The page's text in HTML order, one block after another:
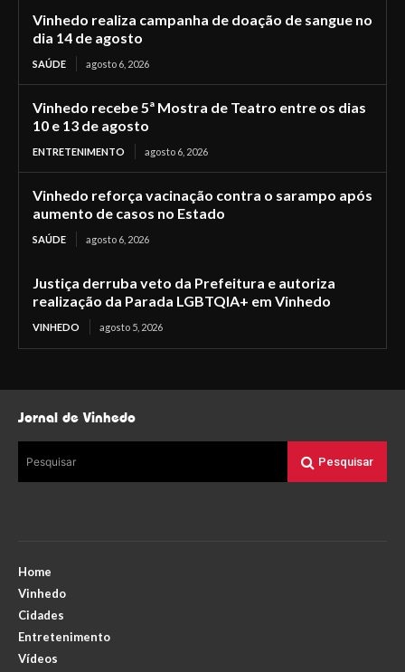
Vinhedo realiza campanha de doação de sangue no
dia 14 de agosto
SAÚDE agosto 6, 2026
Vinhedo recebe 5ª Mostra de Teatro entre os dias
10 e 13 de agosto
ENTRETENIMENTO agosto 6, 2026
Vinhedo reforça vacinação contra o sarampo após
aumento de casos no Estado
SAÚDE agosto 6, 2026
Justiça derruba veto da Prefeitura e autoriza
realização da Parada LGBTQIA+ em Vinhedo
VINHEDO agosto 5, 2026
Jornal de Vinhedo
Pesquisar Pesquisar
Home
Vinhedo
Cidades
Entretenimento
Vídeos